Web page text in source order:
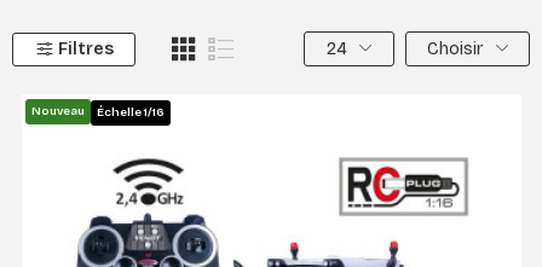
Filtres 24 Choisir
Nouveau Échelle 1/16